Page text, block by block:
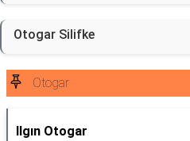
Otogar Silifke
Otogar
Ilgın Otogar